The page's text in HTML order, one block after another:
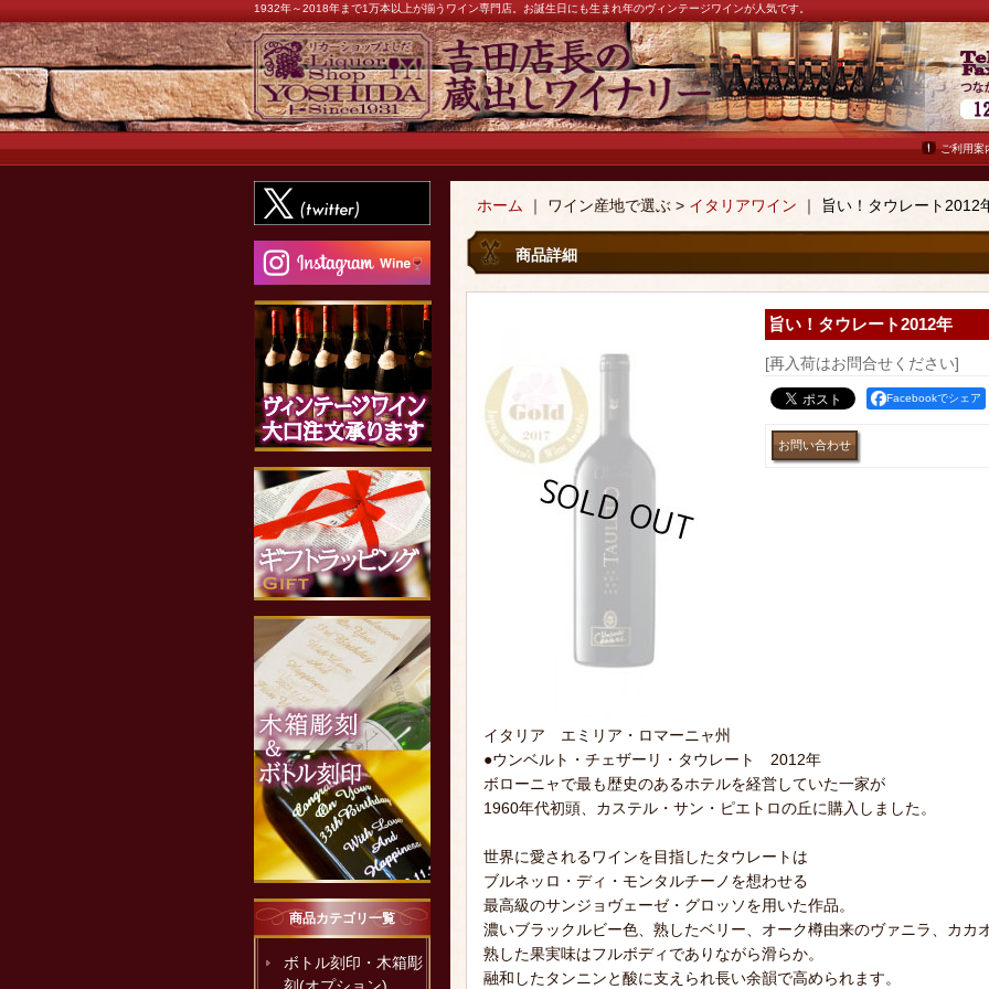
1932年～2018年まで1万本以上が揃うワイン専門店。お誕生日にも生まれ年のヴィンテージワインが人気です。
ご利用案
商品カテゴリ一覧
ボトル刻印・木箱彫
ホーム ｜ ワイン産地で選ぶ > イタリアワイン ｜ 旨い！タウレート2012
商品詳細
旨い！タウレート2012年
[再入荷はお問合せください]
Facebookでシェア
イタリア エミリア・ロマーニャ州
●ウンベルト・チェザーリ・タウレート 2012年
ボローニャで最も歴史のあるホテルを経営していた一家が
1960年代初頭、カステル・サン・ピエトロの丘に購入しました。
世界に愛されるワインを目指したタウレートは
ブルネッロ・ディ・モンタルチーノを想わせる
最高級のサンジョヴェーゼ・グロッソを用いた作品。
濃いブラックルビー色、熟したベリー、オーク樽由来のヴァニラ、カカ
熟した果実味はフルボディでありながら滑らか。
融和したタンニンと酸に支えられ長い余韻で高められます。